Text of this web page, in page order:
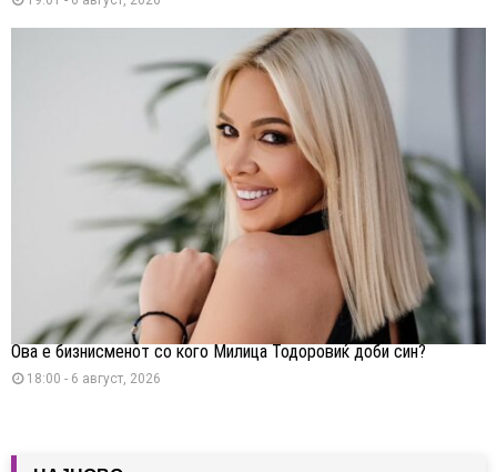
Ова е бизнисменот со кого Милица Тодоровиќ доби син?
18:00 - 6 август, 2026